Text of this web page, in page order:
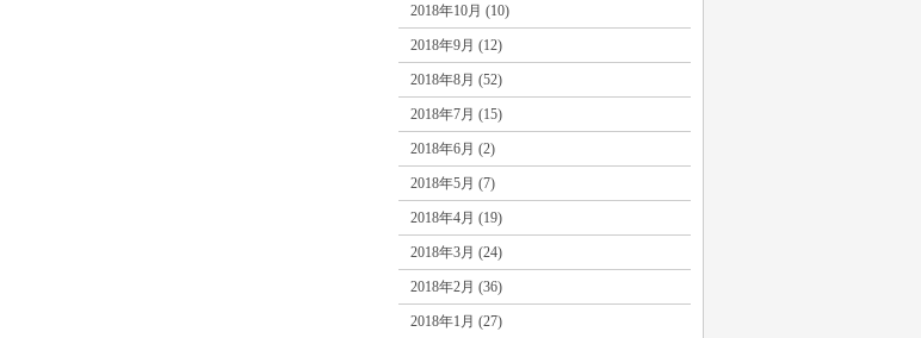
2018年10月 (10)
2018年9月 (12)
2018年8月 (52)
2018年7月 (15)
2018年6月 (2)
2018年5月 (7)
2018年4月 (19)
2018年3月 (24)
2018年2月 (36)
2018年1月 (27)